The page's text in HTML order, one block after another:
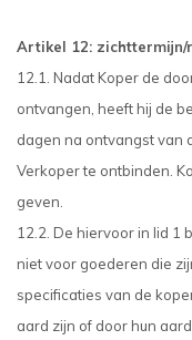
Artikel 12: zichttermijn/
12.1. Nadat Koper de
ontvangen, heeft hij de
dagen na ontvangst van
Verkoper te ontbinden.
geven.
12.2. De hiervoor in lid 1
niet voor goederen die
specificaties van de
aard zijn of door hun